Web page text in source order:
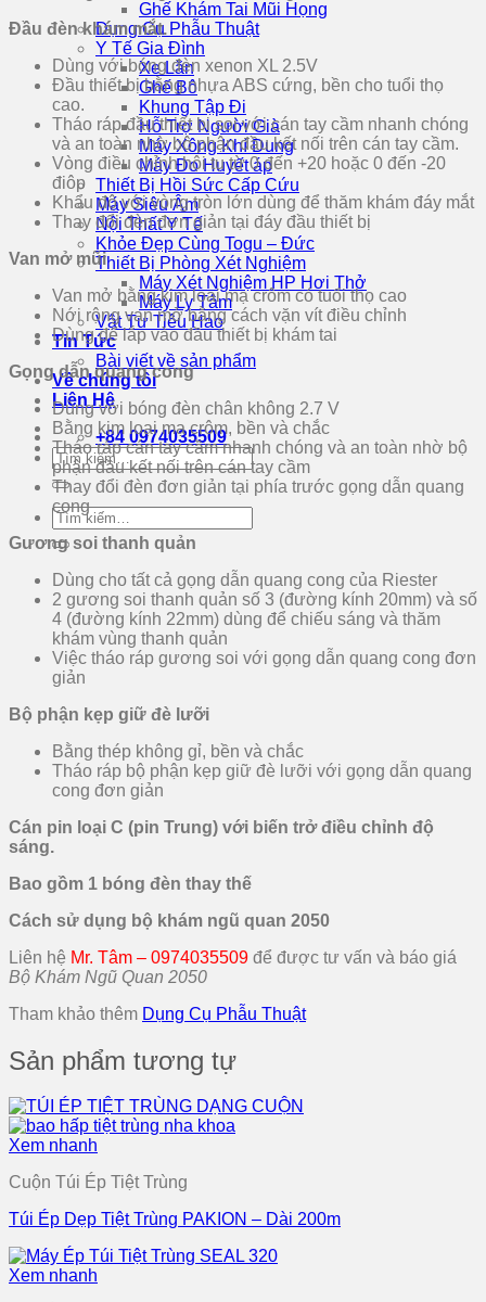
Ghế Khám Tai Mũi Họng
Dụng Cụ Phẫu Thuật
Y Tế Gia Đình
Xe Lăn
Ghế Bô
Khung Tập Đi
Hỗ Trợ Người Già
Máy Xông Khí Dung
Máy Đo Huyết áp
Thiết Bị Hồi Sức Cấp Cứu
Máy Siêu Âm
Nội Thất Y Tế
Khỏe Đẹp Cùng Togu – Đức
Thiết Bị Phòng Xét Nghiệm
Máy Xét Nghiệm HP Hơi Thở
Máy Ly Tâm
Vật Tư Tiêu Hao
Tin Tức
Bài viết về sản phẩm
Về chúng tôi
Liên Hệ
+84 0974035509
Tìm
kiếm:
Tìm
kiếm:
Đầu đèn khám mắt.
Dùng với bóng đèn xenon XL 2.5V
Đầu thiết bị bằng nhựa ABS cứng, bền cho tuổi thọ
cao.
Tháo ráp đầu thiết bị soi với cán tay cầm nhanh chóng
và an toàn nhờ bộ phận đầu kết nối trên cán tay cầm.
Vòng điều chỉnh hội tụ từ 0 đến +20 hoặc 0 đến -20
điôp
Khẩu độ với vòng tròn lớn dùng để thăm khám đáy mắt
Thay đổi đèn đơn giản tại đáy đầu thiết bị
Van mở mũi
Van mở bằng kim loại mạ crôm có tuổi thọ cao
Nới rộng van mở bằng cách vặn vít điều chỉnh
Dùng để lắp vào đầu thiết bị khám tai
Gọng dẫn quang cong
Dùng với bóng đèn chân không 2.7 V
Bằng kim loại mạ crôm, bền và chắc
Tháo ráp cán tay cầm nhanh chóng và an toàn nhờ bộ
phận đầu kết nối trên cán tay cầm
Thay đổi đèn đơn giản tại phía trước gọng dẫn quang
cong
Gương soi thanh quản
Dùng cho tất cả gọng dẫn quang cong của Riester
2 gương soi thanh quản số 3 (đường kính 20mm) và số
4 (đường kính 22mm) dùng để chiếu sáng và thăm
khám vùng thanh quản
Việc tháo ráp gương soi với gọng dẫn quang cong đơn
giản
Bộ phận kẹp giữ đè lưỡi
Bằng thép không gỉ, bền và chắc
Tháo ráp bộ phận kẹp giữ đè lưỡi với gọng dẫn quang
cong đơn giản
Cán pin loại C (pin Trung) với biến trở điều chỉnh độ
sáng.
Bao gồm 1 bóng đèn thay thế
Cách sử dụng bộ khám ngũ quan 2050
Liên hệ Mr. Tâm – 0974035509 để được tư vấn và báo giá
Bộ Khám Ngũ Quan 2050
Tham khảo thêm Dụng Cụ Phẫu Thuật
Sản phẩm tương tự
Xem nhanh
Cuộn Túi Ép Tiệt Trùng
Túi Ép Dẹp Tiệt Trùng PAKION – Dài 200m
Xem nhanh